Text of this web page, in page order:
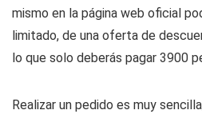
mismo en la página web oficial
limitado, de una oferta de
lo que solo deberás pagar 3900
Realizar un pedido es muy